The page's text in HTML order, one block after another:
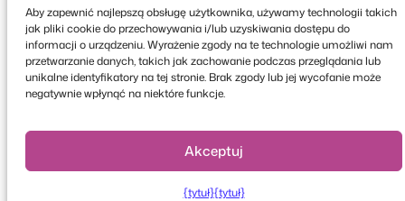
Aby zapewnić najlepszą obsługę użytkownika, używamy technologii takich
jak pliki cookie do przechowywania i/lub uzyskiwania dostępu do
informacji o urządzeniu. Wyrażenie zgody na te technologie umożliwi nam
przetwarzanie danych, takich jak zachowanie podczas przeglądania lub
unikalne identyfikatory na tej stronie. Brak zgody lub jej wycofanie może
negatywnie wpłynąć na niektóre funkcje.
Akceptuj
{tytuł}{tytuł}
X